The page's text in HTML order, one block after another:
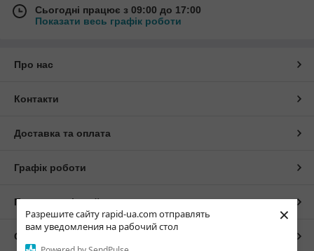
Разрешите сайту rapid-ua.com отправлять
вам уведомления на рабочий стол
×
Сьогодні працює з 09:00 до 17:00
Показати весь графік роботи
Про нас
Контакти
Доставка та оплата
Графік роботи
Повна версія сайту
Сайт створено на маркетплейсі